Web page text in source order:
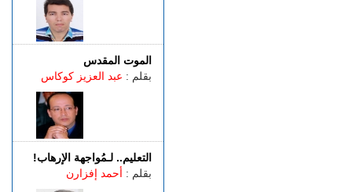
الموت المقدس
بقلم : عبد العزيز كوكاس
التعليم.. لـمُواجهة الإرهاب!
بقلم : أحمد إفزارن